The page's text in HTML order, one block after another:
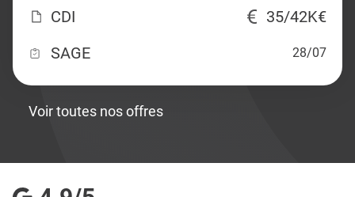
CDI
35/42K€
SAGE
28/07
Voir toutes nos offres